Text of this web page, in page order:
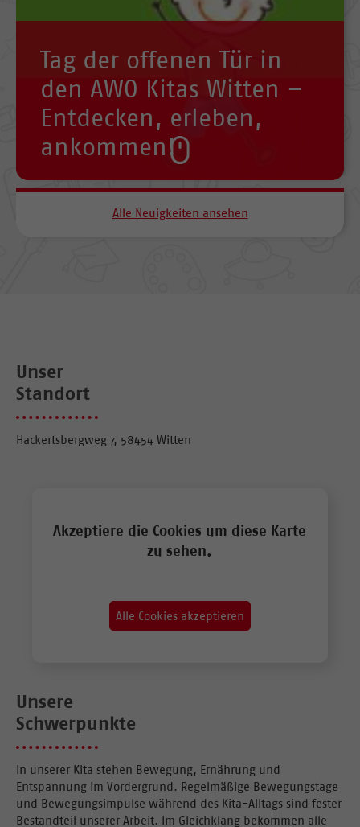
Tag der offenen Tür in
den AWO Kitas Witten –
Entdecken, erleben,
ankommen!
Alle Neuigkeiten ansehen
Unser
Standort
Hackertsbergweg 7, 58454 Witten
Akzeptiere die Cookies um diese Karte
zu sehen.
Alle Cookies akzeptieren
Unsere
Schwerpunkte
In unserer Kita stehen Bewegung, Ernährung und
Entspannung im Vordergrund. Regelmäßige Bewegungstage
und Bewegungsimpulse während des Kita-Alltags sind fester
Bestandteil unserer Arbeit. Im Gleichklang bekommen alle